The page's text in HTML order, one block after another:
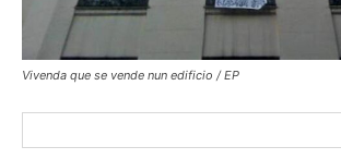
Vivenda que se vende nun edificio / EP